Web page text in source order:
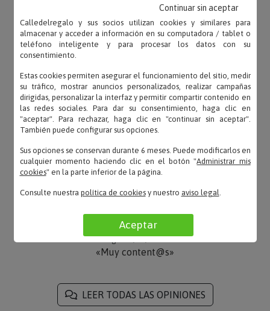
OPINIONES
Basilio – 05/05/2025
«Muy bueno que se pueda poner un texto»
JAC – 24/06/2020
«Todo ok, aunque la empresa de mensajeria tardo
bastante. La tarjeta muy bonita.»
Mg – 27/07/2017
«Muy content@s»
LEER TODAS LAS OPINIONES
Calledelregalo y sus socios utilizan cookies y similares para
almacenar y acceder a información en su computadora / tablet o
teléfono inteligente y para procesar los datos con su
consentimiento.
Estas cookies permiten asegurar el funcionamiento del sitio, medir
su tráfico, mostrar anuncios personalizados, realizar campañas
dirigidas, personalizar la interfaz y permitir compartir contenido en
las redes sociales. Para dar su consentimiento, haga clic en
"aceptar". Para rechazar, haga clic en "continuar sin aceptar".
También puede configurar sus opciones.
Sus opciones se conservan durante 6 meses. Puede modificarlos en
cualquier momento haciendo clic en el botón "Administrar mis
cookies" en la parte inferior de la página.
Consulte nuestra política de cookiesy nuestro aviso legal.
Aceptar
Continuar sin aceptar